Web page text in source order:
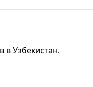
Узбекистан.